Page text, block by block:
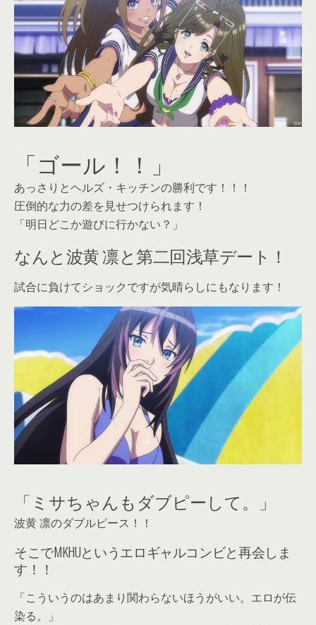
「ゴール！！」
あっさりとヘルズ・キッチンの勝利です！！！
圧倒的な力の差を見せつけられます！
「明日どこか遊びに行かない？」
なんと波黄 凛と第二回浅草デート！
試合に負けてショックですが気晴らしにもなります！
「ミサちゃんもダブピーして。」
波黄 凛のダブルピース！！
そこでMKHUというエロギャルコンビと再会しま
す！！
「こういうのはあまり関わらないほうがいい。エロが伝
染る。」